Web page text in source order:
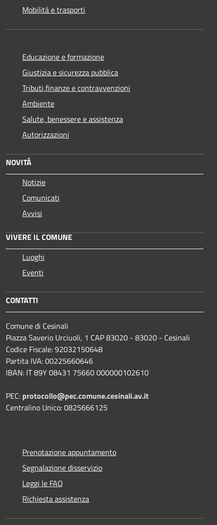
Mobilità e trasporti
Educazione e formazione
Giustizia e sicurezza pubblica
Tributi,finanze e contravvenzioni
Ambiente
Salute, benessere e assistenza
Autorizzazioni
NOVITÀ
Notizie
Comunicati
Avvisi
VIVERE IL COMUNE
Luoghi
Eventi
CONTATTI
Comune di Cesinali
Piazza Saverio Urciuoli, 1 CAP 83020 - 83020 - Cesinali
Codice Fiscale: 92032150648
Partita IVA: 00225660646
IBAN: IT 89Y 08431 75660 000000102610
PEC: protocollo@pec.comune.cesinali.av.it
Centralino Unico: 0825666125
Prenotazione appuntamento
Segnalazione disservizio
Leggi le FAQ
Richiesta assistenza